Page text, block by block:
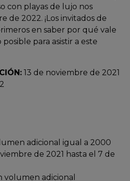
con playas de lujo nos
de 2022. ¡Los invitados de
en saber por qué vale
para asistir a este
13 de noviembre de 2021
adicional igual a 2000
de 2021 hasta el 7 de
volumen adicional